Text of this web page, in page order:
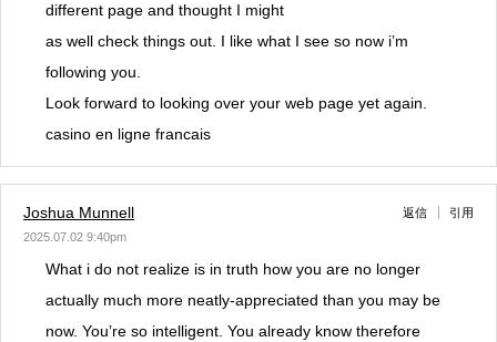
different page and thought I might
as well check things out. I like what I see so now i’m
following you.
Look forward to looking over your web page yet again.
casino en ligne francais
Joshua Munnell
2025.07.02 9:40pm
返信 引用
What i do not realize is in truth how you are no longer
actually much more neatly-appreciated than you may be
now. You’re so intelligent. You already know therefore